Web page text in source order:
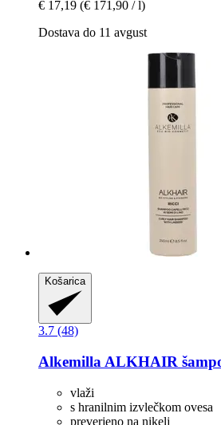
€ 17,19 (€ 171,90 / l)
Dostava do 11 avgust
Košarica
3.7 (48)
Alkemilla ALKHAIR
vlaži
s hranilnim izvlečkom ovesa
preverjeno na nikelj